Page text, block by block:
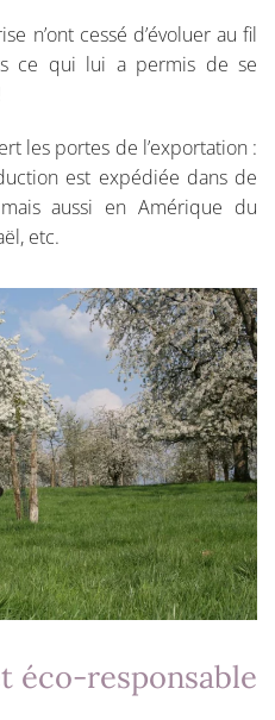
n’ont cessé d’évoluer au fil
ce qui lui a permis de se
les portes de l’exportation :
est expédiée dans de
aussi en Amérique du
etc.
éco-responsable